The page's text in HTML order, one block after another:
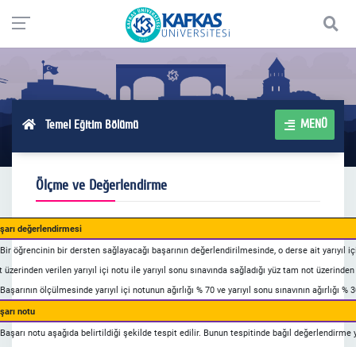
Temel Eğitim Bölümü MENÜ
Ölçme ve Değerlendirme
değerlendirmesi
öğrencinin bir dersten sağlayacağı başarının değerlendirilmesinde, o derse ait yarıyıl
üzerinden verilen yarıyıl içi notu ile yarıyıl sonu sınavında sağladığı yüz tam not
ölçülmesinde yarıyıl içi notunun ağırlığı % 70 ve yarıyıl sonu sınavının ağırlığı %
notu
notu aşağıda belirtildiği şekilde tespit edilir. Bunun tespitinde bağıl değerlendirme